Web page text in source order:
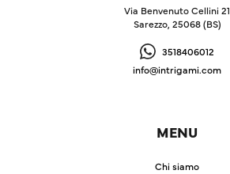
Via Benvenuto Cellini 21
Sarezzo, 25068 (BS)
3518406012
info@intrigami.com
MENU
Chi siamo